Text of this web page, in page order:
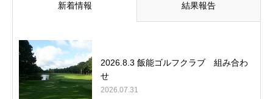
新着情報 結果報告
2026.8.3 飯能ゴルフクラブ 組み合わ
せ
2026.07.31